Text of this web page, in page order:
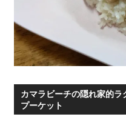
カマラビーチの隠れ家的
プーケット